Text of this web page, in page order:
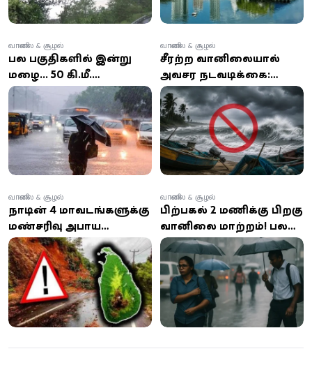
பல பகுதிகளில் இன்று
மழை... 50 கி.மீ.
வேகத்தில் பலத்த காற்று
வீசும் எச்சரிக்கை
வானிலை & சூழல்
சீரற்ற வானிலையால்
அவசர நடவடிக்கை:
யாழ்ப்பாணம் முதல்
பேருவளை வரை சிறிய
மீன்பிடிப் படகுகள்
கடலுக்குச் செல்ல தடை
வானிலை & சூழல்
நாட்டின் 4 மாவட்டங்களுக்கு
மண்சரிவு அபாய
எச்சரிக்கை: 100 மிமீ
அதிக பலத்த மழைக்கு
வாய்ப்பு
வானிலை & சூழல்
பிற்பகல் 2 மணிக்கு பிறகு
வானிலை மாற்றம்! பல
பகுதிகளில் கனமழை,
காற்று குறித்து
எச்சரிக்கை
வானிலை & சூழல்